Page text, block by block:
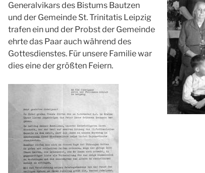
Generalvikars des Bistums Bautzen
und der Gemeinde St. Trinitatis Leipzig
trafen ein und der Probst der Gemeinde
ehrte das Paar auch während des
Gottesdienstes. Für unsere Familie war
dies eine der größten Feiern.